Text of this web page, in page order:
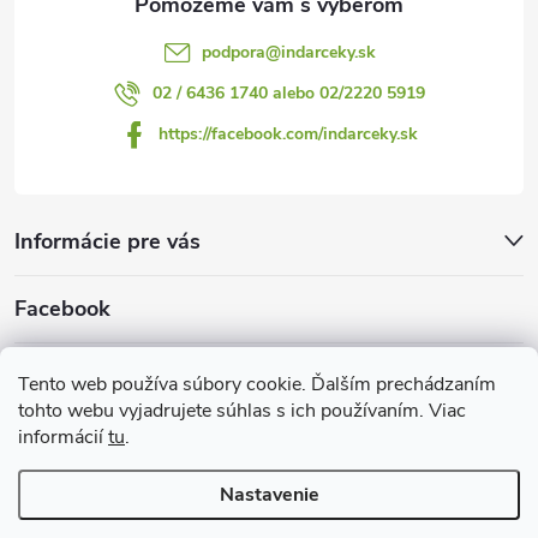
Tento web používa súbory cookie. Ďalším prechádzaním
tohto webu vyjadrujete súhlas s ich používaním. Viac
informáciítu.
Nastavenie
podpora@indarceky.sk
02 / 6436 1740 alebo 02/2220 5919
https://facebook.com/indarceky.sk
Informácie pre vás
Facebook
Prijímame online platby
Copyright 2026Indarčeky.sk. Všetky práva vyhradené.Upraviť